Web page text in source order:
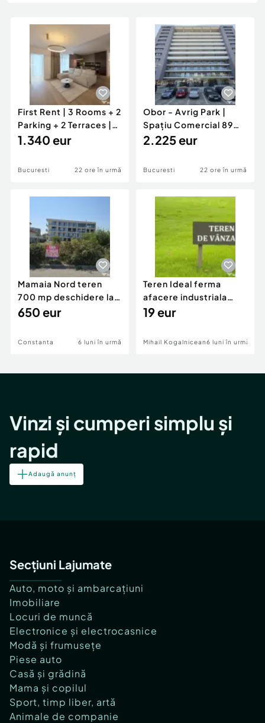
Animale de companie
Afaceri și echipamente profesionale
Inchiriere Bunuri si Vehicule
Piese auto si accesorii
Dacia Duster
First Rent | 3 Rooms + 2
Parking + 2 Terraces |
Pipera Plaza
1.340 eur
Bucuresti 22 ore în urmă
Obor - Avrig Park |
Spațiu Comercial 89
mp + Terasa 16MP |
2.225 eur
Bucuresti 22 ore în urmă
Mamaia Nord teren
700 mp deschidere la
D24 si D25
650 eur
Constanta 6 luni în urmă
Teren Ideal ferma
afacere industriala
deschidere 71 ml la
19 eur
Mihail Kogalniceanu6 luni în urmă
Vinzi și cumperi simplu și
rapid
Adaugă anunț
Secțiuni Lajumate
Auto, moto și ambarcațiuni
Imobiliare
Locuri de muncă
Electronice și electrocasnice
Modă și frumusețe
Piese auto
Casă și grădină
Mama și copilul
Sport, timp liber, artă
Animale de companie